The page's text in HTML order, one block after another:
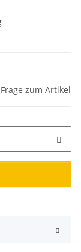
Frage zum Artikel